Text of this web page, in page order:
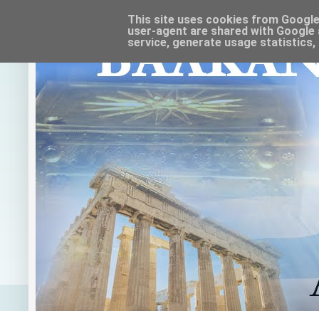
This site uses cookies from
user-agent are shared with
service, generate usage statistics,